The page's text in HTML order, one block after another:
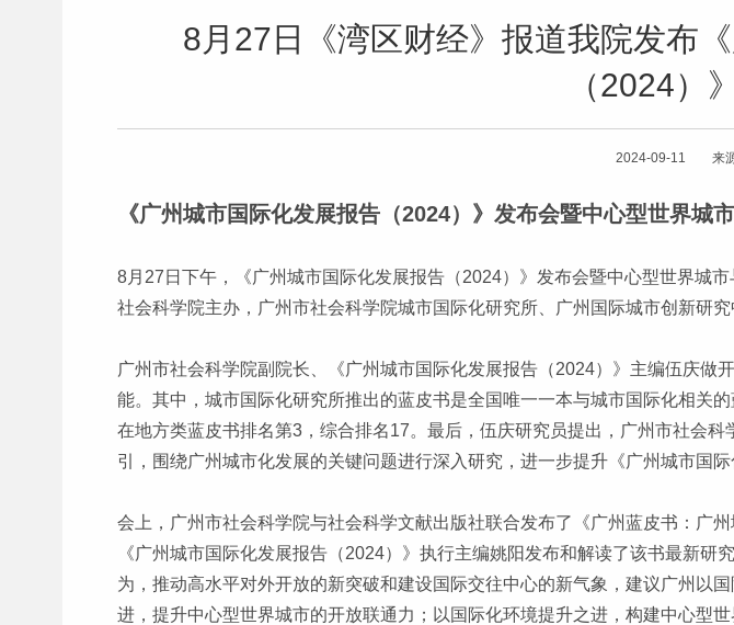
8月27日《湾区财经》报道我院发布
（2024）
2024-09-11 来源
《广州城市国际化发展报告（2024）》发布会暨中心型世界城
8月27日下午，《广州城市国际化发展报告（2024）》发布会暨中心型世界城
社会科学院主办，广州市社会科学院城市国际化研究所、广州国际城市创新研
广州市社会科学院副院长、《广州城市国际化发展报告（2024）》主编伍庆
能。其中，城市国际化研究所推出的蓝皮书是全国唯一一本与城市国际化相关
在地方类蓝皮书排名第3，综合排名17。最后，伍庆研究员提出，广州市社会
引，围绕广州城市化发展的关键问题进行深入研究，进一步提升《广州城市国际
会上，广州市社会科学院与社会科学文献出版社联合发布了《广州蓝皮书：广
《广州城市国际化发展报告（2024）》执行主编姚阳发布和解读了该书最新
为，推动高水平对外开放的新突破和建设国际交往中心的新气象，建议广州以
进，提升中心型世界城市的开放联通力；以国际化环境提升之进，构建中心型